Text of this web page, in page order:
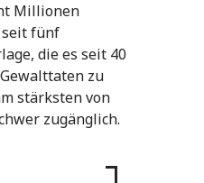
Millionen
seit fünf
die es seit 40
zu
stärksten von
zugänglich.